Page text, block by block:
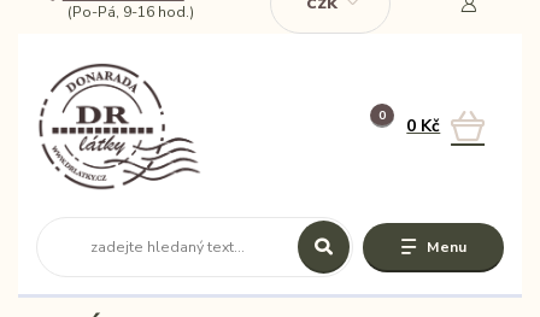
Menu
(Po-Pá, 9-16 hod.)
0 0 Kč